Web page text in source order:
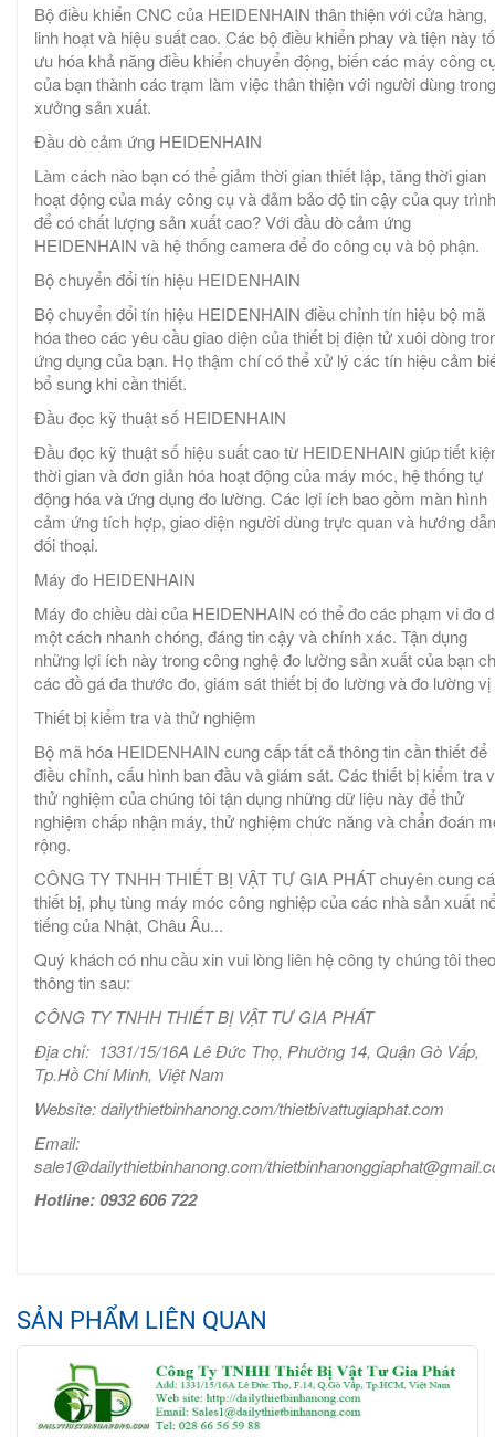
Bộ điều khiển CNC của HEIDENHAIN thân thiện với cửa hàng,
linh hoạt và hiệu suất cao. Các bộ điều khiển phay và tiện này
ưu hóa khả năng điều khiển chuyển động, biến các máy công
của bạn thành các trạm làm việc thân thiện với người dùng trong
xưởng sản xuất.
Đầu dò cảm ứng HEIDENHAIN
Làm cách nào bạn có thể giảm thời gian thiết lập, tăng thời gian
hoạt động của máy công cụ và đảm bảo độ tin cậy của quy trình
để có chất lượng sản xuất cao? Với đầu dò cảm ứng
HEIDENHAIN và hệ thống camera để đo công cụ và bộ phận.
Bộ chuyển đổi tín hiệu HEIDENHAIN
Bộ chuyển đổi tín hiệu HEIDENHAIN điều chỉnh tín hiệu bộ mã
hóa theo các yêu cầu giao diện của thiết bị điện tử xuôi dòng
ứng dụng của bạn. Họ thậm chí có thể xử lý các tín hiệu cảm
bổ sung khi cần thiết.
Đầu đọc kỹ thuật số HEIDENHAIN
Đầu đọc kỹ thuật số hiệu suất cao từ HEIDENHAIN giúp tiết
thời gian và đơn giản hóa hoạt động của máy móc, hệ thống tự
động hóa và ứng dụng đo lường. Các lợi ích bao gồm màn hình
cảm ứng tích hợp, giao diện người dùng trực quan và hướng dẫn
đối thoại.
Máy đo HEIDENHAIN
Máy đo chiều dài của HEIDENHAIN có thể đo các phạm vi đo
một cách nhanh chóng, đáng tin cậy và chính xác. Tận dụng
những lợi ích này trong công nghệ đo lường sản xuất của bạn
các đồ gá đa thước đo, giám sát thiết bị đo lường và đo lường
Thiết bị kiểm tra và thử nghiệm
Bộ mã hóa HEIDENHAIN cung cấp tất cả thông tin cần thiết để
điều chỉnh, cấu hình ban đầu và giám sát. Các thiết bị kiểm tra
thử nghiệm của chúng tôi tận dụng những dữ liệu này để thử
nghiệm chấp nhận máy, thử nghiệm chức năng và chẩn đoán
rộng.
CÔNG TY TNHH THIẾT BỊ VẬT TƯ GIA PHÁT chuyên cung
thiết bị, phụ tùng máy móc công nghiệp của các nhà sản xuất
tiếng của Nhật, Châu Âu...
Quý khách có nhu cầu xin vui lòng liên hệ công ty chúng tôi theo
thông tin sau:
CÔNG TY TNHH THIẾT BỊ VẬT TƯ GIA PHÁT
Địa chỉ: 1331/15/16A Lê Đức Thọ, Phường 14, Quận Gò Vấp,
Tp.Hồ Chí Minh, Việt Nam
Website: dailythietbinhanong.com/thietbivattugiaphat.com
Email:
sale1@dailythietbinhanong.com/
Hotline: 0932 606 722
SẢN PHẨM LIÊN QUAN